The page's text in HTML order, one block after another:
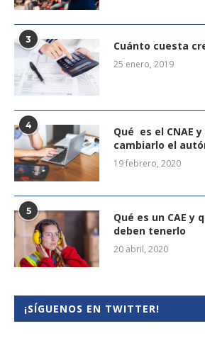
3 Cuánto cuesta
25 enero, 2019
4
Qué es el CNAE
cambiarlo el
19 febrero, 2020
5
Qué es un CAE y
deben tenerlo
20 abril, 2020
¡SÍGUENOS EN TWITTER!